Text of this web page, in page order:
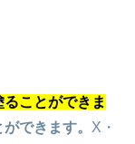
ことができま
できます。 X・